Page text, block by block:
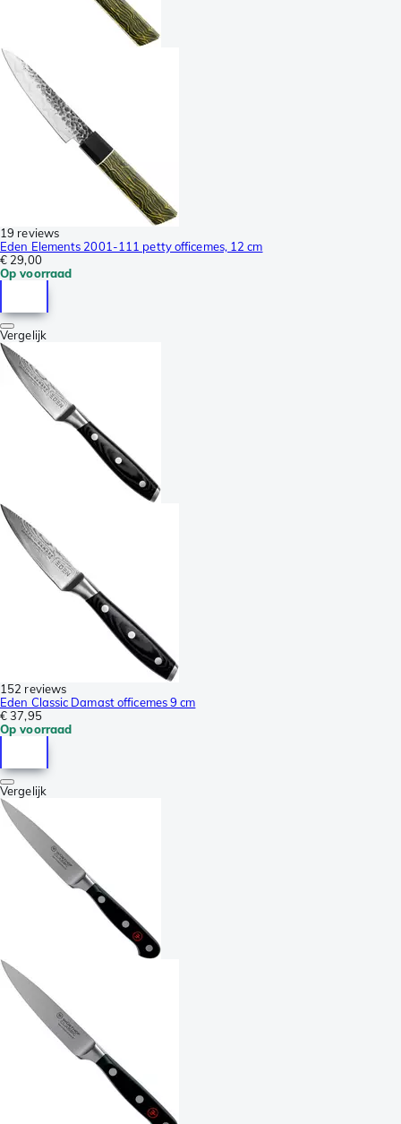
19 reviews
Eden Elements 2001-111 petty officemes, 12 cm
€ 29,00
Op voorraad
Vergelijk
152 reviews
Eden Classic Damast officemes 9 cm
€ 37,95
Op voorraad
Vergelijk